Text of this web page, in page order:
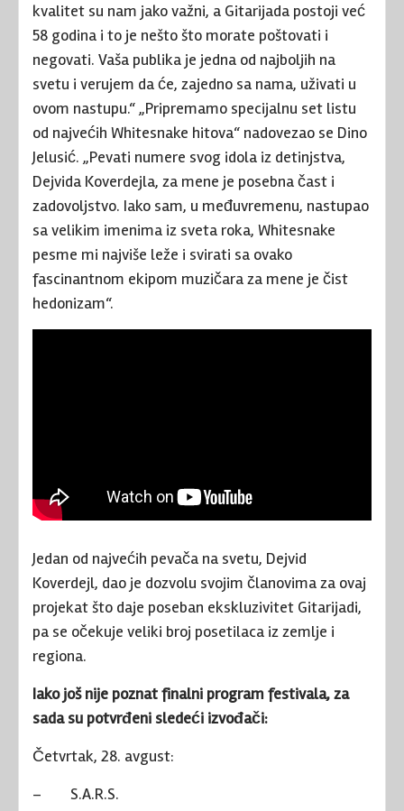
kvalitet su nam jako važni, a Gitarijada postoji već
58 godina i to je nešto što morate poštovati i
negovati. Vaša publika je jedna od najboljih na
svetu i verujem da će, zajedno sa nama, uživati u
ovom nastupu.“ „Pripremamo specijalnu set listu
od najvećih Whitesnake hitova“ nadovezao se Dino
Jelusić. „Pevati numere svog idola iz detinjstva,
Dejvida Koverdejla, za mene je posebna čast i
zadovoljstvo. Iako sam, u međuvremenu, nastupao
sa velikim imenima iz sveta roka, Whitesnake
pesme mi najviše leže i svirati sa ovako
fascinantnom ekipom muzičara za mene je čist
hedonizam“.
Jedan od najvećih pevača na svetu, Dejvid
Koverdejl, dao je dozvolu svojim članovima za ovaj
projekat što daje poseban ekskluzivitet Gitarijadi,
pa se očekuje veliki broj posetilaca iz zemlje i
regiona.
Iako još nije poznat finalni program festivala, za
sada su potvrđeni sledeći izvođači:
Četvrtak, 28. avgust:
– S.A.R.S.